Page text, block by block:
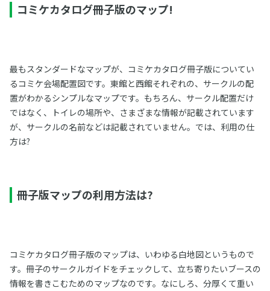
コミケカタログ冊子版のマップ!
最もスタンダードなマップが、コミケカタログ冊子版についてい
るコミケ会場配置図です。東館と西館それぞれの、サークルの配
置がわかるシンプルなマップです。もちろん、サークル配置だけ
ではなく、トイレの場所や、さまざまな情報が記載されています
が、サークルの名前などは記載されていません。では、利用の仕
方は?
冊子版マップの利用方法は?
コミケカタログ冊子版のマップは、いわゆる白地図というもので
す。冊子のサークルガイドをチェックして、立ち寄りたいブースの
情報を書きこむためのマップなのです。なにしろ、分厚くて重い